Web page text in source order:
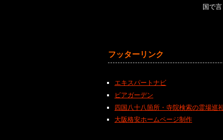
国で
フッターリンク
エキスパートナビ
ビアガーデン
四国八十八箇所・寺院検索の霊場巡
大阪格安ホームページ制作